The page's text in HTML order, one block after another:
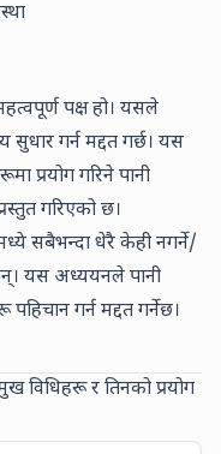
पक्ष हो। यसले
गर्न मद्दत गर्छ। यस
प्रयोग गरिने पानी
गरिएको छ।
सबैभन्दा धेरै केही नगर्ने/
यस अध्ययनले पानी
गर्न मद्दत गर्नेछ।
विधिहरू र तिनको प्रयोग